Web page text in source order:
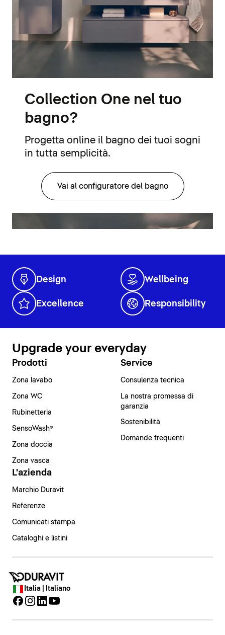
Collection One nel tuo
bagno?
Progetta online il bagno dei tuoi sogni
in tutta semplicità.
Vai al configuratore del bagno
Design Wellbeing
Excellence Responsibility
Upgrade your everyday
Prodotti
Zona lavabo
Zona WC
Rubinetteria
SensoWash®
Zona doccia
Zona vasca
Service
Consulenza tecnica
La nostra promessa di
garanzia
Sostenibilità
Domande frequenti
L'azienda
Marchio Duravit
Referenze
Comunicati stampa
Cataloghi e listini
Italia | Italiano